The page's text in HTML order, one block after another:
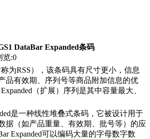
DataBar Expanded条码
览:0
称为RSS），该条码具有尺寸更小，信息
品有效期、序列号等商品附加信息的优
（扩展）序列是其中容量最大、
是一种线性堆叠式条码，它被设计用于
据（如产品重量、有效期、批号等）的应
Expanded可以编码大量的字母数字数